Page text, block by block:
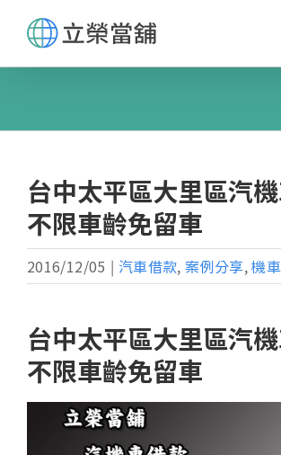
content
台中太平區大里區汽
不限車齡免留車
2016/12/05 | 汽車借款,案例分享,機
台中太平區大里區汽
不限車齡免留車